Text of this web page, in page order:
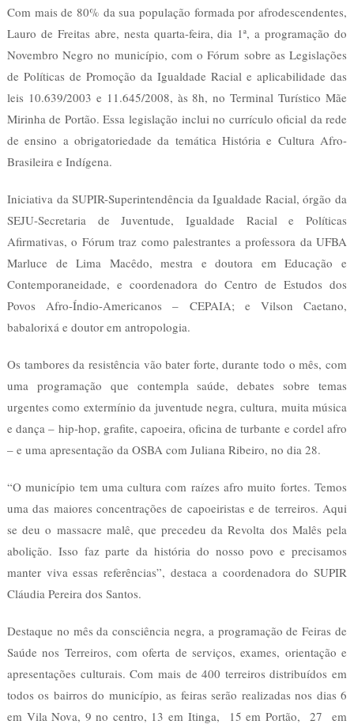
Com mais de 80% da sua população formada por afrodescendentes,
Lauro de Freitas abre, nesta quarta-feira, dia 1ª, a programação do
Novembro Negro no município, com o Fórum sobre as Legislações
de Políticas de Promoção da Igualdade Racial e aplicabilidade das
leis 10.639/2003 e 11.645/2008, às 8h, no Terminal Turístico Mãe
Mirinha de Portão. Essa legislação inclui no currículo oficial da rede
de ensino a obrigatoriedade da temática História e Cultura Afro-
Brasileira e Indígena.
Iniciativa da SUPIR-Superintendência da Igualdade Racial, órgão da
SEJU-Secretaria de Juventude, Igualdade Racial e Políticas
Afirmativas, o Fórum traz como palestrantes a professora da UFBA
Marluce de Lima Macêdo, mestra e doutora em Educação e
Contemporaneidade, e coordenadora do Centro de Estudos dos
Povos Afro-Índio-Americanos – CEPAIA; e Vilson Caetano,
babalorixá e doutor em antropologia.
Os tambores da resistência vão bater forte, durante todo o mês, com
uma programação que contempla saúde, debates sobre temas
urgentes como extermínio da juventude negra, cultura, muita música
e dança – hip-hop, grafite, capoeira, oficina de turbante e cordel afro
– e uma apresentação da OSBA com Juliana Ribeiro, no dia 28.
“O município tem uma cultura com raízes afro muito fortes. Temos
uma das maiores concentrações de capoeiristas e de terreiros. Aqui
se deu o massacre malê, que precedeu da Revolta dos Malês pela
abolição. Isso faz parte da história do nosso povo e precisamos
manter viva essas referências”, destaca a coordenadora do SUPIR
Cláudia Pereira dos Santos.
Destaque no mês da consciência negra, a programação de Feiras de
Saúde nos Terreiros, com oferta de serviços, exames, orientação e
apresentações culturais. Com mais de 400 terreiros distribuídos em
todos os bairros do município, as feiras serão realizadas nos dias 6
em Vila Nova, 9 no centro, 13 em Itinga, 15 em Portão, 27 em